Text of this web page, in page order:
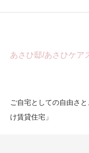
あさひ邸/あさひケア
ご自宅としての自由さ
け賃貸住宅」